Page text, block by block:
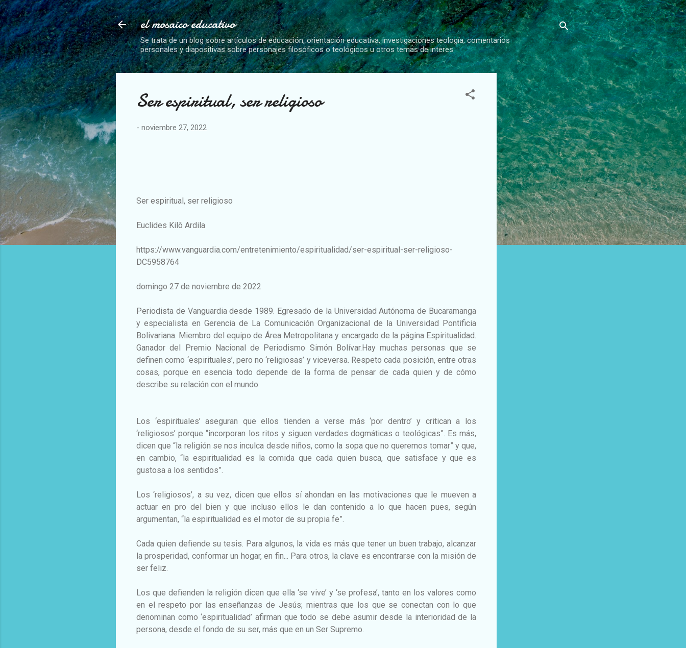
Ir al contenido principal
el mosaico educativo
Se trata de un blog sobre artículos de educación, orientación educativa, investigaciones teología, comentarios
personales y diapositivas sobre personajes filosóficos o teológicos u otros temas de interes
Ser espiritual, ser religioso
- noviembre 27, 2022
Ser espiritual, ser religioso
Euclides Kilô Ardila
https://www.vanguardia.com/entretenimiento/espiritualidad/ser-espiritual-ser-religioso-
DC5958764
domingo 27 de noviembre de 2022
Periodista de Vanguardia desde 1989. Egresado de la Universidad Autónoma de Bucaramanga
y especialista en Gerencia de La Comunicación Organizacional de la Universidad Pontificia
Bolivariana. Miembro del equipo de Área Metropolitana y encargado de la página Espiritualidad.
Ganador del Premio Nacional de Periodismo Simón Bolívar.Hay muchas personas que se
definen como ‘espirituales’, pero no ‘religiosas’ y viceversa. Respeto cada posición, entre otras
cosas, porque en esencia todo depende de la forma de pensar de cada quien y de cómo
describe su relación con el mundo.
Los ‘espirituales’ aseguran que ellos tienden a verse más ‘por dentro’ y critican a los
‘religiosos’ porque “incorporan los ritos y siguen verdades dogmáticas o teológicas”. Es más,
dicen que “la religión se nos inculca desde niños, como la sopa que no queremos tomar” y que,
en cambio, “la espiritualidad es la comida que cada quien busca, que satisface y que es
gustosa a los sentidos”.
Los ‘religiosos’, a su vez, dicen que ellos sí ahondan en las motivaciones que le mueven a
actuar en pro del bien y que incluso ellos le dan contenido a lo que hacen pues, según
argumentan, “la espiritualidad es el motor de su propia fe”.
Cada quien defiende su tesis. Para algunos, la vida es más que tener un buen trabajo, alcanzar
la prosperidad, conformar un hogar, en fin... Para otros, la clave es encontrarse con la misión de
ser feliz.
Los que defienden la religión dicen que ella ‘se vive’ y ‘se profesa’, tanto en los valores como
en el respeto por las enseñanzas de Jesús; mientras que los que se conectan con lo que
denominan como ‘espiritualidad’ afirman que todo se debe asumir desde la interioridad de la
persona, desde el fondo de su ser, más que en un Ser Supremo.